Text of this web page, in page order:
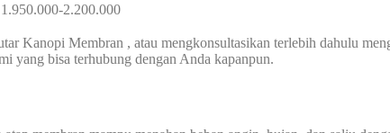
2.200.000
Kanopi Membran , atau mengkonsultasikan terlebih dahulu
yang bisa terhubung dengan Anda kapanpun.